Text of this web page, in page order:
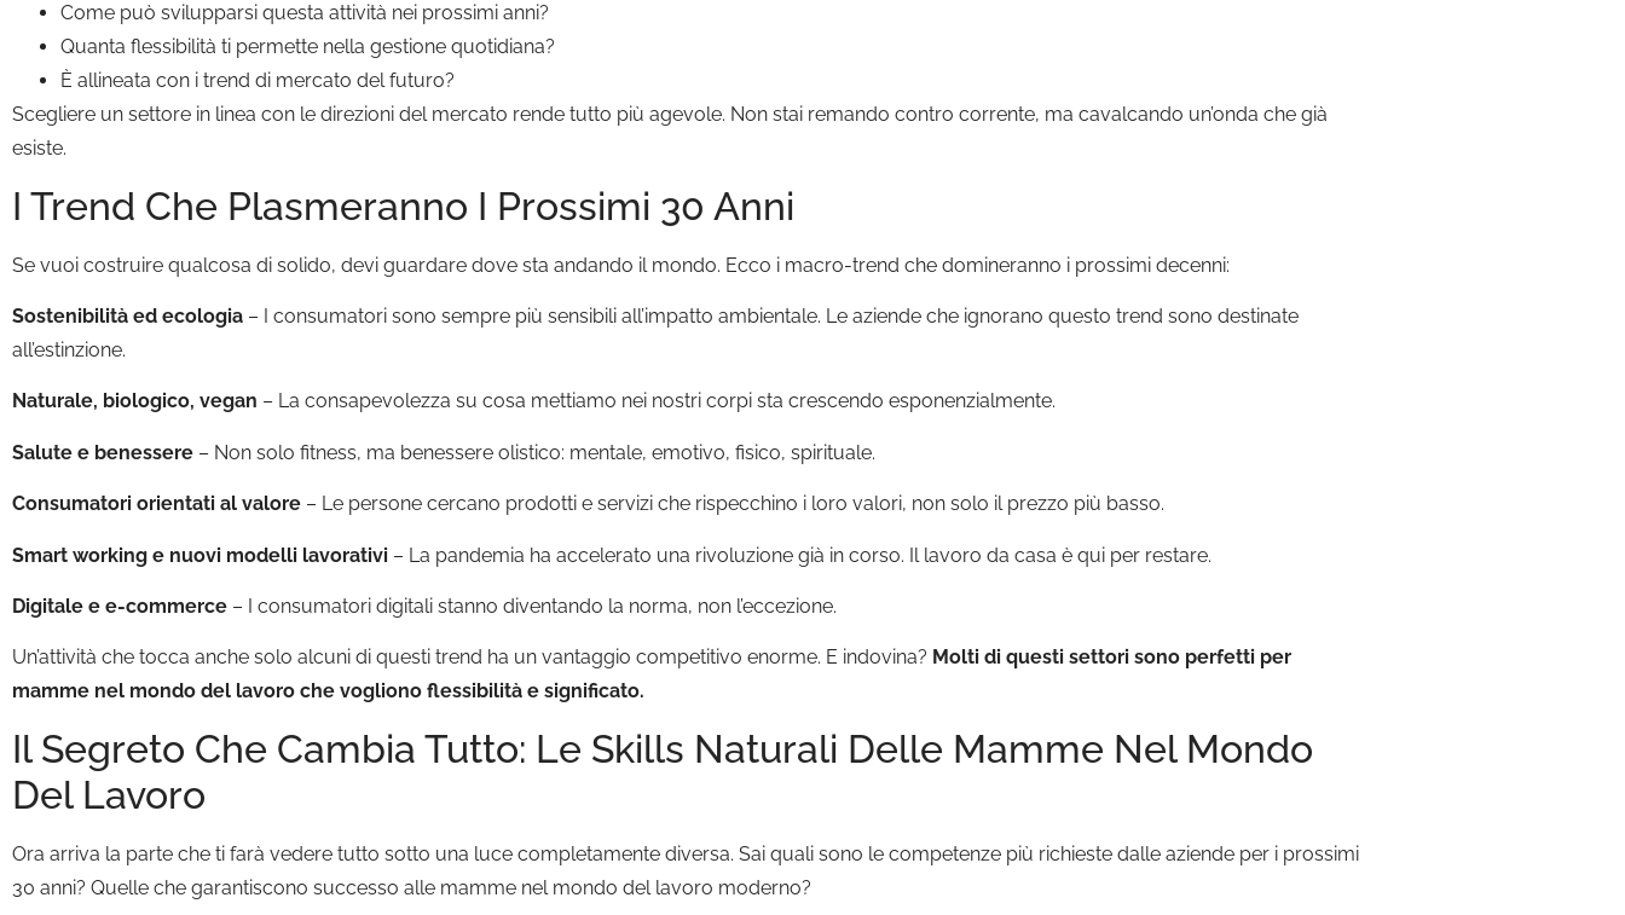
Come può svilupparsi questa attività nei prossimi anni?
Quanta flessibilità ti permette nella gestione quotidiana?
È allineata con i trend di mercato del futuro?
Scegliere un settore in linea con le direzioni del mercato rende tutto più agevole. Non stai remando contro corrente, ma cavalcando un’onda che già
esiste.
I Trend Che Plasmeranno I Prossimi 30 Anni
Se vuoi costruire qualcosa di solido, devi guardare dove sta andando il mondo. Ecco i macro-trend che domineranno i prossimi decenni:
Sostenibilità ed ecologia – I consumatori sono sempre più sensibili all’impatto ambientale. Le aziende che ignorano questo trend sono destinate
all’estinzione.
Naturale, biologico, vegan – La consapevolezza su cosa mettiamo nei nostri corpi sta crescendo esponenzialmente.
Salute e benessere – Non solo fitness, ma benessere olistico: mentale, emotivo, fisico, spirituale.
Consumatori orientati al valore – Le persone cercano prodotti e servizi che rispecchino i loro valori, non solo il prezzo più basso.
Smart working e nuovi modelli lavorativi – La pandemia ha accelerato una rivoluzione già in corso. Il lavoro da casa è qui per restare.
Digitale e e-commerce – I consumatori digitali stanno diventando la norma, non l’eccezione.
Un’attività che tocca anche solo alcuni di questi trend ha un vantaggio competitivo enorme. E indovina? Molti di questi settori sono perfetti per
mamme nel mondo del lavoro che vogliono flessibilità e significato.
Il Segreto Che Cambia Tutto: Le Skills Naturali Delle Mamme Nel Mondo
Del Lavoro
Ora arriva la parte che ti farà vedere tutto sotto una luce completamente diversa. Sai quali sono le competenze più richieste dalle aziende per i prossimi
30 anni? Quelle che garantiscono successo alle mamme nel mondo del lavoro moderno?